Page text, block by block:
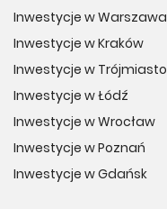
Inwestycje w Warszawa
Inwestycje w Kraków
Inwestycje w Trójmiasto
Inwestycje w Łódź
Inwestycje w Wrocław
Inwestycje w Poznań
Inwestycje w Gdańsk